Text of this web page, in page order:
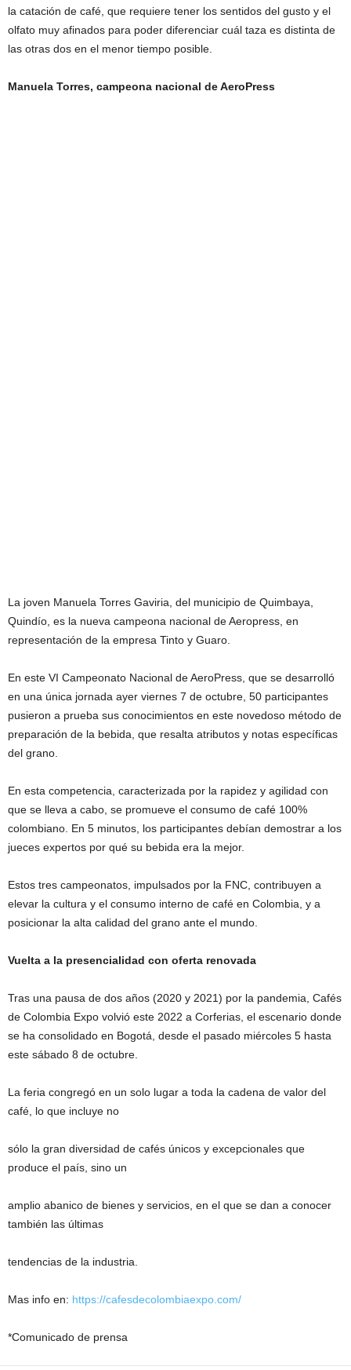
la catación de café, que requiere tener los sentidos del gusto y el
olfato muy afinados para poder diferenciar cuál taza es distinta de
las otras dos en el menor tiempo posible.
Manuela Torres, campeona nacional de AeroPress
La joven Manuela Torres Gaviria, del municipio de Quimbaya,
Quindío, es la nueva campeona nacional de Aeropress, en
representación de la empresa Tinto y Guaro.
En este VI Campeonato Nacional de AeroPress, que se desarrolló
en una única jornada ayer viernes 7 de octubre, 50 participantes
pusieron a prueba sus conocimientos en este novedoso método de
preparación de la bebida, que resalta atributos y notas específicas
del grano.
En esta competencia, caracterizada por la rapidez y agilidad con
que se lleva a cabo, se promueve el consumo de café 100%
colombiano. En 5 minutos, los participantes debían demostrar a los
jueces expertos por qué su bebida era la mejor.
Estos tres campeonatos, impulsados por la FNC, contribuyen a
elevar la cultura y el consumo interno de café en Colombia, y a
posicionar la alta calidad del grano ante el mundo.
Vuelta a la presencialidad con oferta renovada
Tras una pausa de dos años (2020 y 2021) por la pandemia, Cafés
de Colombia Expo volvió este 2022 a Corferias, el escenario donde
se ha consolidado en Bogotá, desde el pasado miércoles 5 hasta
este sábado 8 de octubre.
La feria congregó en un solo lugar a toda la cadena de valor del
café, lo que incluye no
sólo la gran diversidad de cafés únicos y excepcionales que
produce el país, sino un
amplio abanico de bienes y servicios, en el que se dan a conocer
también las últimas
tendencias de la industria.
Mas info en: https://cafesdecolombiaexpo.com/
*Comunicado de prensa